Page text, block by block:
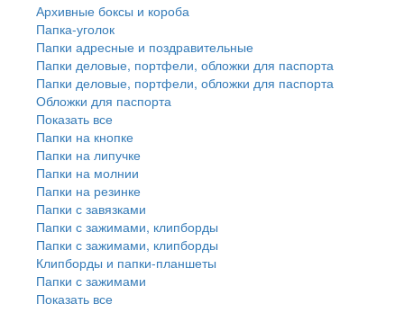
Архивные боксы и короба
Папка-уголок
Папки адресные и поздравительные
Папки деловые, портфели, обложки для паспорта
Папки деловые, портфели, обложки для паспорта
Обложки для паспорта
Показать все
Папки на кнопке
Папки на липучке
Папки на молнии
Папки на резинке
Папки с завязками
Папки с зажимами, клипборды
Папки с зажимами, клипборды
Клипборды и папки-планшеты
Папки с зажимами
Показать все